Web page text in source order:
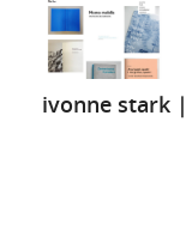
ivonne stark |